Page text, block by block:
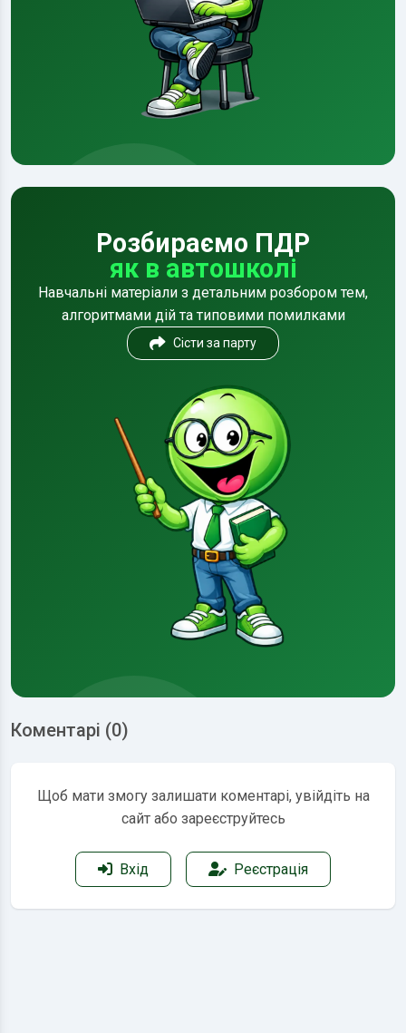
Розбираємо ПДР
як в автошколі
Навчальні матеріали з детальним розбором тем,
алгоритмами дій та типовими помилками
Сісти за парту
Коментарі (0)
Щоб мати змогу залишати коментарі, увійдіть на
сайт або зареєструйтесь
Вхід Реєстрація